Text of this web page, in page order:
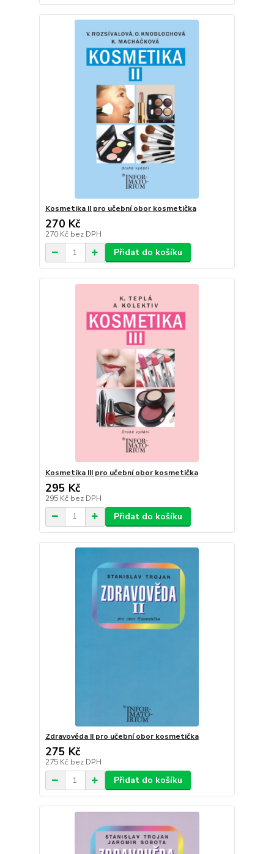
Kosmetika II pro učební obor kosmetička
270 Kč
270 Kč bez DPH
Přidat do košíku
Kosmetika III pro učební obor kosmetička
295 Kč
295 Kč bez DPH
Přidat do košíku
Zdravověda II pro učební obor kosmetička
275 Kč
275 Kč bez DPH
Přidat do košíku